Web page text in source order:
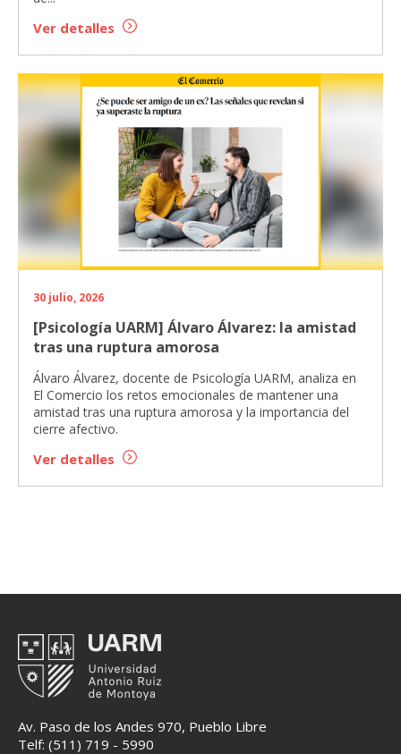
Ver detalles
30 julio, 2026
[Psicología UARM] Álvaro Álvarez: la amistad
tras una ruptura amorosa
Álvaro Álvarez, docente de Psicología UARM, analiza en
El Comercio los retos emocionales de mantener una
amistad tras una ruptura amorosa y la importancia del
cierre afectivo.
Ver detalles
Av. Paso de los Andes 970, Pueblo Libre
Telf: (511) 719 - 5990